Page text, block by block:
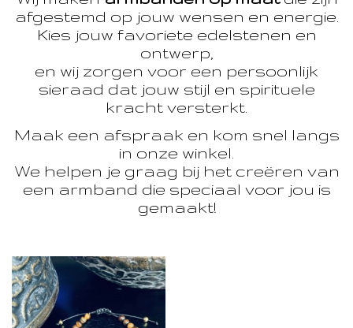
afgestemd op jouw wensen en energie.
Kies jouw favoriete edelstenen en
ontwerp,
en wij zorgen voor een persoonlijk
sieraad dat jouw stijl en spirituele
kracht versterkt.
Maak een afspraak en kom snel langs
in onze winkel.
We helpen je graag bij het creëren van
een armband die speciaal voor jou is
gemaakt!